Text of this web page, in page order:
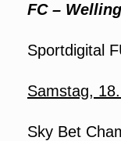
FC –
Sportdigital
Samstag,
Sky Bet